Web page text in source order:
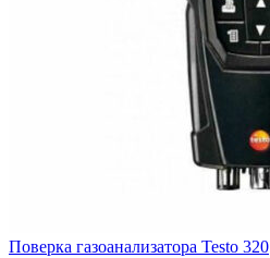
Поверка газоанализатора Testo 320